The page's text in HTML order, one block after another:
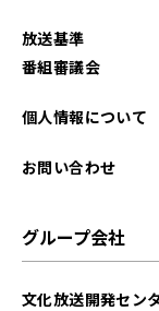
放送基準
番組審議会
個人情報について
お問い合わせ
グループ会社
文化放送開発セン